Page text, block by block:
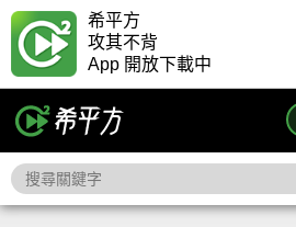
希平方
攻其不背
App 開放下載中